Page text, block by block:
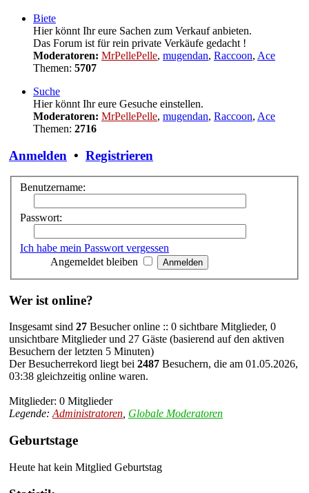
Biete
Hier könnt Ihr eure Sachen zum Verkauf anbieten.
Das Forum ist für rein private Verkäufe gedacht !
Moderatoren: MrPellePelle, mugendan, Raccoon, Ace
Themen: 5707
Suche
Hier könnt Ihr eure Gesuche einstellen.
Moderatoren: MrPellePelle, mugendan, Raccoon, Ace
Themen: 2716
Anmelden • Registrieren
Benutzername:
Passwort:
Ich habe mein Passwort vergessen
Angemeldet bleiben
Wer ist online?
Insgesamt sind 27 Besucher online :: 0 sichtbare Mitglieder, 0
unsichtbare Mitglieder und 27 Gäste (basierend auf den aktiven
Besuchern der letzten 5 Minuten)
Der Besucherrekord liegt bei 2487 Besuchern, die am 01.05.2026,
03:38 gleichzeitig online waren.
Mitglieder: 0 Mitglieder
Legende:Administratoren, Globale Moderatoren
Geburtstage
Heute hat kein Mitglied Geburtstag